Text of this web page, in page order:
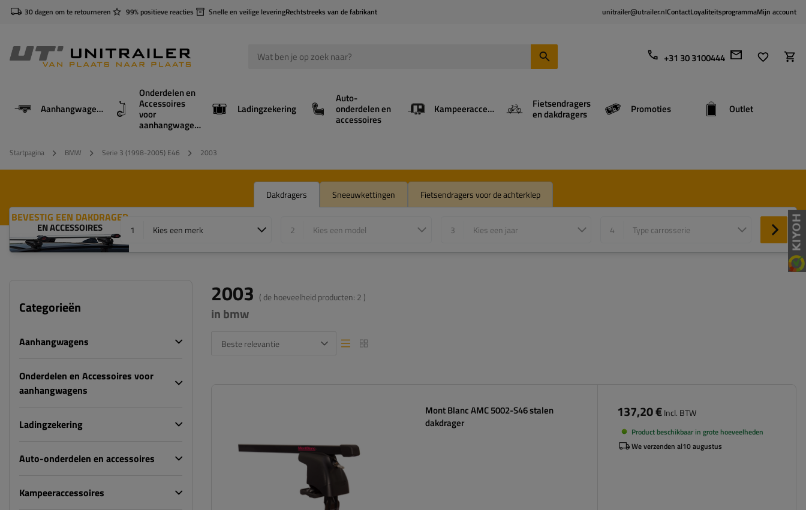
30 dagen om te retourneren 99% positieve reacties Snelle en veilige leveringRechtstreeks van de fabrikant unitrailer@utrailer.nlContactLoyaliteitsprogrammaMijn account
+31 30 3100444
Aanhangwagens
Onderdelen en
Accessoires
voor
aanhangwagens
Ladingzekering
Auto-
onderdelen en
accessoires
Kampeeraccessoires Fietsendragers
en dakdragers Promoties Outlet
Startpagina BMW Serie 3 (1998-2005) E46 2003
Dakdragers Sneeuwkettingen Fietsendragers voor de achterklep
BEVESTIG EEN DAKDRAGER
EN ACCESSOIRES 1 Kies een merk 2 Kies een model 3 Kies een jaar 4 Type carrosserie
Categorieën
Aanhangwagens
Onderdelen en Accessoires voor
aanhangwagens
Ladingzekering
Auto-onderdelen en accessoires
Kampeeraccessoires
2003 ( de hoeveelheid producten: 2 )
in bmw
Beste relevantie Lijstweergave
Lijstweergave
Mont Blanc AMC 5002-S46 stalen
dakdrager
137,20 €Incl. BTW
Product beschikbaar in grote hoeveelheden
We verzenden al10 augustus